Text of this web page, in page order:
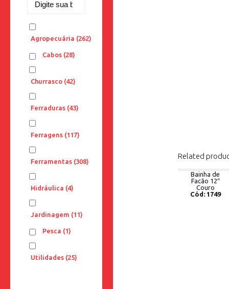
Related
Bainha de
Facão 12″
Couro
Cód: 1749
Agropecuária (262)
Cabos (28)
Churrasco (42)
Ferraduras (43)
Ferragens (117)
Ferramentas (308)
Hidráulica (4)
Jardinagem (11)
Pesca (1)
Utilidades (25)